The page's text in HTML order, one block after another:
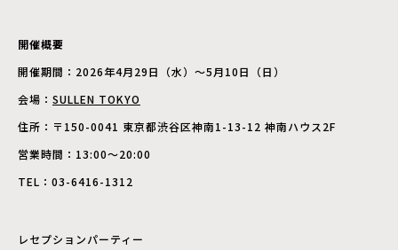
開催概要
開催期間：2026年4月29日（水）～5月10日（日）
会場： SULLEN TOKYO
住所：〒150-0041 東京都渋谷区神南1-13-12 神南ハウス2F
営業時間：13:00～20:00
TEL：03-6416-1312
レセプションパーティー